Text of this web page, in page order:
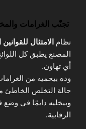
تجنّب الغرامات
نظام الامتثال للقوانين
المصنع يطبق كل
أي تهاون.
وده بيحميه من
حالة التخلص الخاطئ
وبيخليه دايمًا في
الرقابية.